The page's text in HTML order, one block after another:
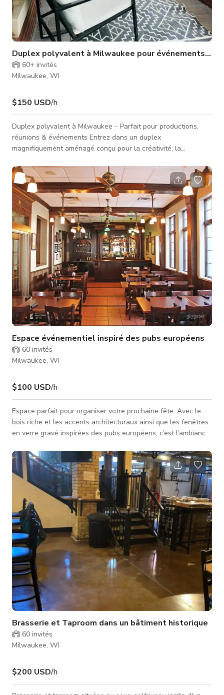
Duplex polyvalent à Milwaukee pour événements &
60+ invités
Milwaukee, WI
$150 USD/h
Duplex polyvalent à Milwaukee – Parfait pour productions,
réunions & événements Entrez dans un duplex
magnifiquement aménagé conçu pour la créativité, la
un même toit, cet espace est idéal pour les productions,
réunions hors site, ateliers ou rassemblements intimes. Situé à
seulement 10 minutes du Fiserv Forum et à moins de cinq
minutes du stade des Brewers, cette propriété unique offre à
la fois style et fonctio
Espace événementiel inspiré des pubs européens
60 invités
Milwaukee, WI
$100 USD/h
Espace parfait pour organiser votre prochaine fête. Avec le
bois riche et les accents architecturaux ainsi que les fenêtres
en verre gravé inspirées des pubs européens, c’est l’ambiance
délicieux repas lors de votre prochaine réunion, réunion
d’entreprise, déjeuner ou cours du soir. ~ déjeuners ~ fêtes de
fin d’année ~ anniversaires ~ remises de diplômes ~ réunions
d’entreprise ~ happy hours ~ heures de cock
Brasserie et Taproom dans un bâtiment historique
60 invités
Milwaukee, WI
$200 USD/h